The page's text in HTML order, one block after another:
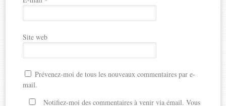
Site web
Prévenez-moi de tous les nouveaux commentaires par e-
mail.
Notifiez-moi des commentaires à venir via émail. Vous